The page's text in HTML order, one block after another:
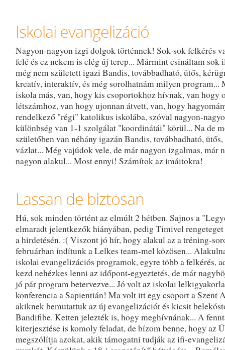
Iskolai evangelizáció
Nagyon-nagyon izgi dolgok történnek! Sok-sok felkérés
felé és ez nekem is elég új terep... Mármint csináltam sok
még nem született igazi Bandis, továbbadható, ütős,
kreatív, interaktív, és még sorolhatnám milyen program...
iskola más, van, hogy kis csoportokhoz hívnak, van hogy
létszámhoz, van hogy ujonnan átvett, van, hogy
rendelkező "régi" katolikus iskolába, szóval nagyon-
különbség van 1-1 szolgálat "koordinátái" körül... Na de
születőben van néhány igazán Bandis, továbbadható, ütős,
vázlat... Még vajúdok vele, de már nagyon izgalmas, már
nagyon alakul... Most ennyi! Számítok az imáitokra!
Lassan de biztosan
Hú, sok minden történt az elmúlt 2 hétben. Sajnos a
elmaradt jelentkezők hiányában, pedig Timivel
a hirdetésén. :( Viszont jó hír, hogy alakul az a tréning-
februárban indítunk a Lelkes team-mel közösen...
iskolai evangelizációs programok, egyre több a felkérés,
kezd nehézkes lenni az időpont-egyeztetés, de már
jó pár program betervezve... Jó volt az iskolai
konferencia a Sapientián! Ma volt itt egy csoport a Szent
akiknek bemutattuk az új evangelizációt és kicsit
Bandifibe. Ketten jelezték is, hogy meghívnának... A
kiterjesztése is komoly feladat, de bízom benne, hogy az
megszólítja azokat, akik támogatni tudják az ifi-